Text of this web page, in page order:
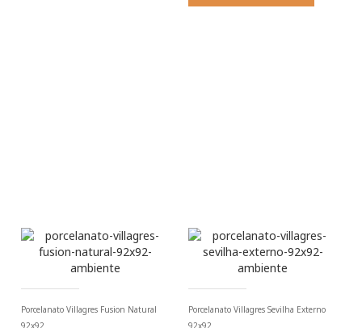
Porcelanato Villagres Fusion Natural
92x92
Porcelanato Villagres Sevilha Externo
92x92